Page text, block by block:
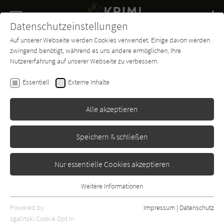
SUCHE
Buch-
Entdecker
Forum Charts
Steph Broadribb
Die Jägerin - Mission
Erschienen: Juni 2020 Bibliogr. Angaben
Datenschutzeinstellungen
Auf unserer Webseite werden Cookies verwendet. Einige davon werden
zwingend benötigt, während es uns andere ermöglichen, Ihre
Nutzererfahrung auf unserer Webseite zu verbessern.
Essentiell Externe Inhalte
Alle akzeptieren
Speichern & schließen
Nur essentielle Cookies akzeptieren
Essentielle Cookies werden für grundlegende Funktionen der
Webseite benötigt. Dadurch ist gewährleistet, dass die Webseite
Weitere Informationen
Powered by
sgalinski Cookie Opt In
Impressum | Datenschutz